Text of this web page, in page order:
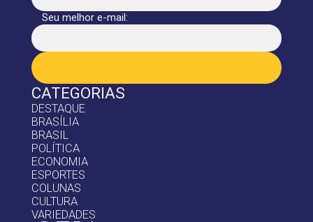
CATEGORIAS
DESTAQUE
BRASÍLIA
BRASIL
POLÍTICA
ECONOMIA
ESPORTES
COLUNAS
CULTURA
VARIEDADES
Seu melhor e-mail: